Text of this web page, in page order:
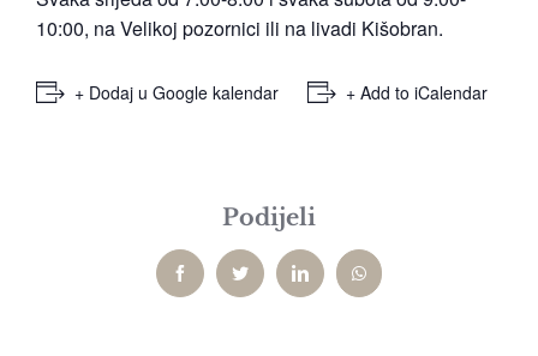
10:00, na Velikoj pozornici ili na livadi Kišobran.
+ Dodaj u Google kalendar + Add to iCalendar
Podijeli
FacebookTwitter LinkedInWhatsApp